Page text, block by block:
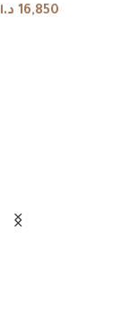
16,850 د.ا